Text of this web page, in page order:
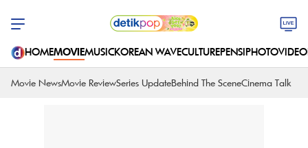
HOMEMOVIEMUSICKOREAN WAVECULTUREPENSIPHOTOVIDEO
Movie NewsMovie ReviewSeries UpdateBehind The SceneCinema Talk